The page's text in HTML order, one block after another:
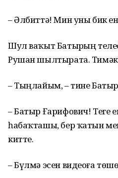
– Әлбиттә! Мин уны бик
Шул ваҡыт Батырҙың
Рушан шылтырата.
– Тыңлайым, – тине
– Батыр Ғарифович! Теге
һабаҡташы, бер ҡатын
китте.
– Бүлмә эсен видеоға